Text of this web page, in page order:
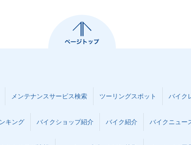
メンテナンスサービス検索 ツーリングスポット バイク
キング バイクショップ紹介 バイク紹介 バイクニュー